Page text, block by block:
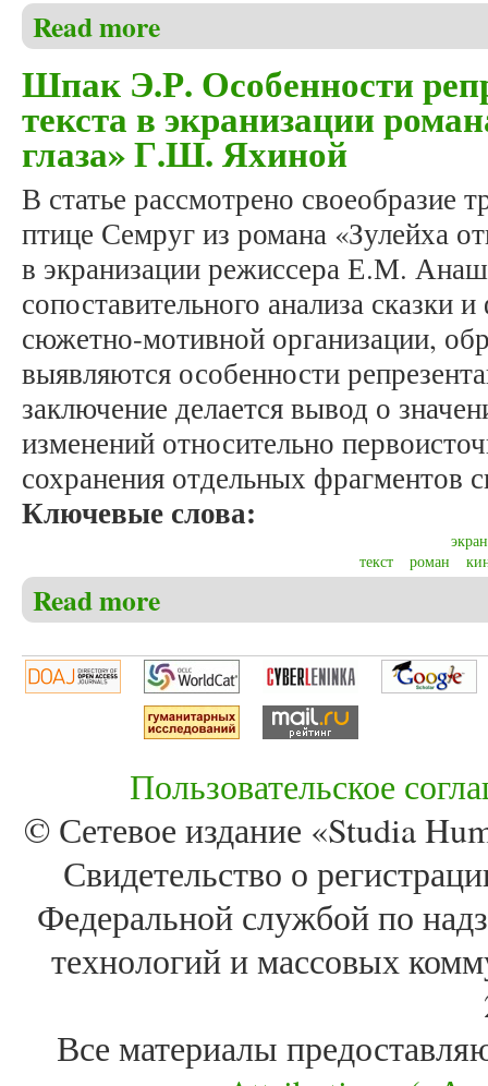
Read more
Шпак Э.Р. Особенности
текста в экранизации
глаза» Г.Ш. Яхиной
В статье рассмотрено своеобразие
птице Семруг из романа «Зулейха
в экранизации режиссера Е.М.
сопоставительного анализа сказки
сюжетно-мотивной организации,
выявляются особенности
заключение делается вывод о
изменений относительно
сохранения отдельных фрагментов
Ключевые слова:
текст
роман
Read more
Пользовательское
© Сетевое издание «Studia
Свидетельство о
Федеральной службой по
технологий и массовых
Все материалы